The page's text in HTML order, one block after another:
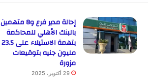
إحالة مدير فرع و8 متهمين
بالبنك الأهلي للمحاكمة
بتهمة الاستيلاء على 23.5
مليون جنيه بتوقيعات
مزورة
29 أكتوبر، 2025